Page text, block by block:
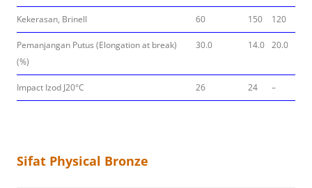
Kekerasan, Brinell 60 150 120
Pemanjangan Putus (Elongation at break)
(%)
30.0 14.0 20.0
Impact Izod J20°C 26 24 –
Sifat Physical Bronze